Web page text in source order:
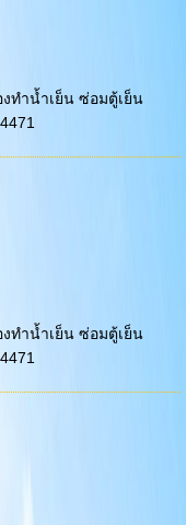
ทำน้ำเย็น ซ่อมตู้เย็น
ทำน้ำเย็น ซ่อมตู้เย็น